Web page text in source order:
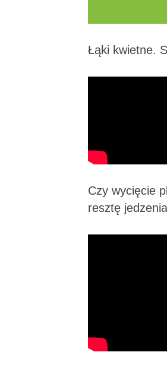
Łąki kwietne.
Czy wycięcie
resztę